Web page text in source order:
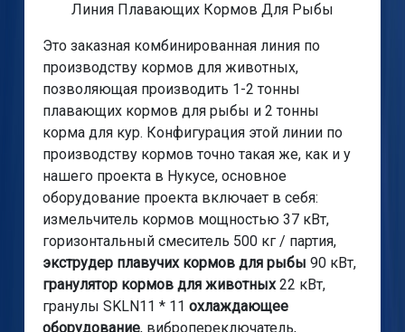
Линия Плавающих Кормов Для Рыбы
Это заказная комбинированная линия по
производству кормов для животных,
позволяющая производить 1-2 тонны
плавающих кормов для рыбы и 2 тонны
корма для кур. Конфигурация этой линии по
производству кормов точно такая же, как и у
нашего проекта в Нукусе, основное
оборудование проекта включает в себя:
измельчитель кормов мощностью 37 кВт,
горизонтальный смеситель 500 кг / партия,
экструдер плавучих кормов для рыбы 90 кВт,
гранулятор кормов для животных22 кВт,
гранулы SKLN11 * 11 охлаждающее
оборудование, вибропереключатель,